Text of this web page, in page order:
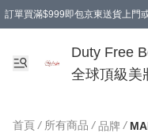
訂單買滿$999即包京東送貨上門
Duty Free
全球頂級美
首頁 / 所有商品 / 品牌 /